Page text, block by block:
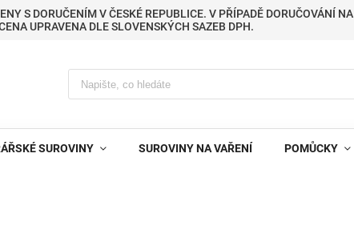
S DORUČENÍM V ČESKÉ REPUBLICE. V PŘÍPADĚ DORUČOVÁNÍ NA
UPRAVENA DLE SLOVENSKÝCH SAZEB DPH.
SUROVINY SUROVINY NA VAŘENÍ POMŮCKY